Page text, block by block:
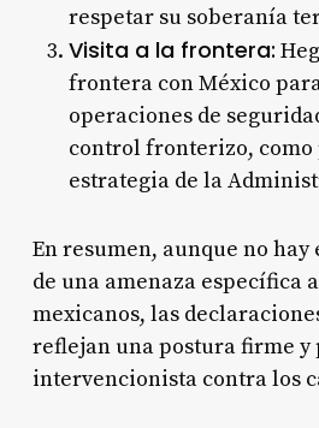
respetar su soberanía
Visita a la frontera:
frontera con México
operaciones de
control fronterizo, como
estrategia de la
En resumen, aunque no
de una amenaza específica
mexicanos, las
reflejan una postura firme
intervencionista contra los